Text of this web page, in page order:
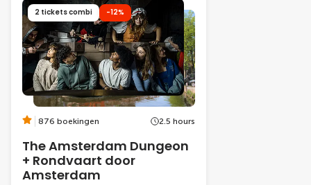
2 tickets combi -12%
876 boekingen 2.5 hours
The Amsterdam Dungeon
+ Rondvaart door
Amsterdam